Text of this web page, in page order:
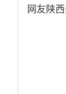
网友陕